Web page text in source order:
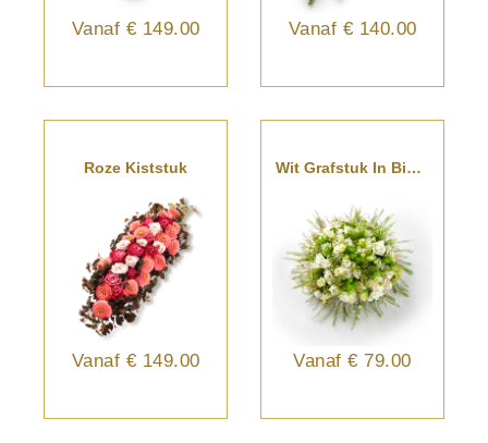
Vanaf € 149.00 Vanaf € 140.00
Roze Kiststuk
Vanaf € 149.00
Wit Grafstuk In Biedermeier
Vanaf € 79.00